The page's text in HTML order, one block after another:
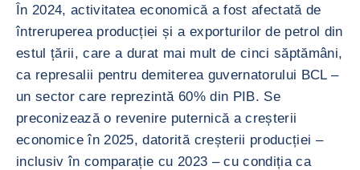
În 2024, activitatea economică a fost afectată de
întreruperea producției și a exporturilor de petrol din
estul țării, care a durat mai mult de cinci săptămâni,
ca represalii pentru demiterea guvernatorului BCL –
un sector care reprezintă 60% din PIB. Se
preconizează o revenire puternică a creșterii
economice în 2025, datorită creșterii producției –
inclusiv în comparație cu 2023 – cu condiția ca